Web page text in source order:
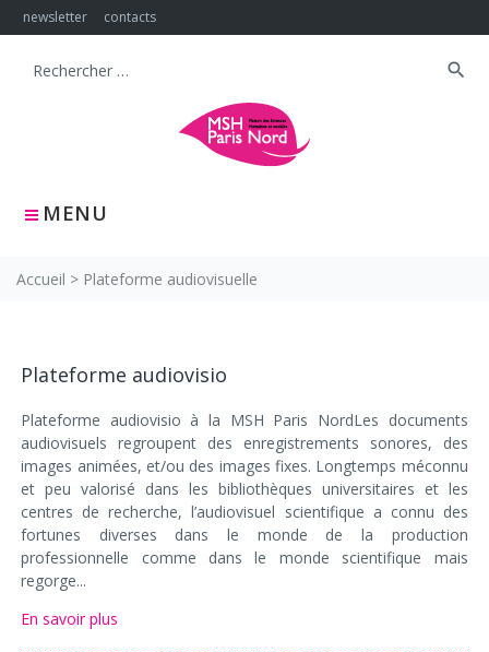
Skip
to
newsletter contacts
MENU
Search
search
Accueil > Plateforme audiovisuelle
Plateforme
audiovisuelle
Plateforme audiovisio
Plateforme audiovisio à la MSH Paris NordLes documents
audiovisuels regroupent des enregistrements sonores, des
images animées, et/ou des images fixes. Longtemps méconnu
et peu valorisé dans les bibliothèques universitaires et les
centres de recherche, l’audiovisuel scientifique a connu des
fortunes diverses dans le monde de la production
professionnelle comme dans le monde scientifique mais
regorge...
En savoir plus